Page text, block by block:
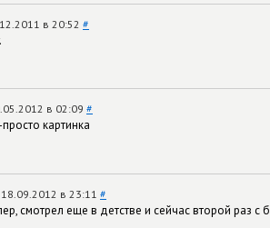
в 20:52 #
в 02:09 #
картинка
18.09.2012 в 23:11 #
смотрел еще в детстве и сейчас второй раз